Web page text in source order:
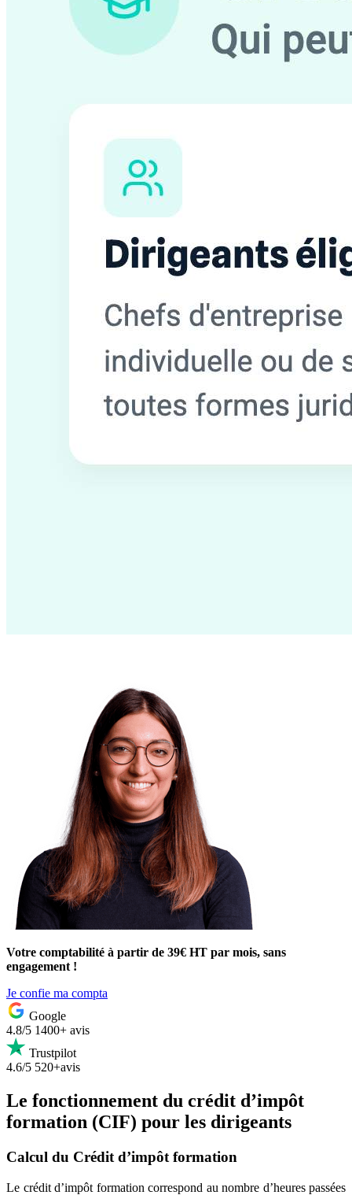
Votre comptabilité à partir de 39€ HT par mois, sans
engagement !
Je confie ma compta
Google
4.8/5 1400+ avis
Trustpilot
4.6/5 520+avis
Le fonctionnement du crédit d’impôt
formation (CIF) pour les dirigeants
Calcul du Crédit d’impôt formation
Le crédit d’impôt formation correspond au nombre d’heures passées